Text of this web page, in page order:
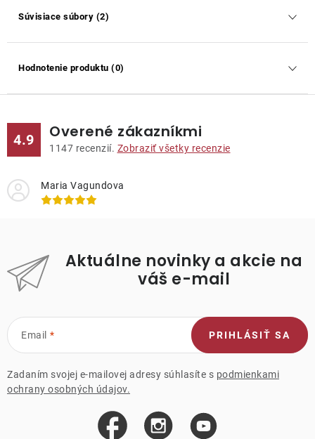
Súvisiace súbory (2)
Hodnotenie produktu (0)
4.9 Overené zákazníkmi
1147 recenzií. Zobraziť všetky recenzie
Maria Vagundova
Aktuálne novinky a akcie na
váš e-mail
Email
Zadaním svojej e-mailovej adresy súhlasíte s podmienkami
ochrany osobných údajov.
PRIHLÁSIŤ SA